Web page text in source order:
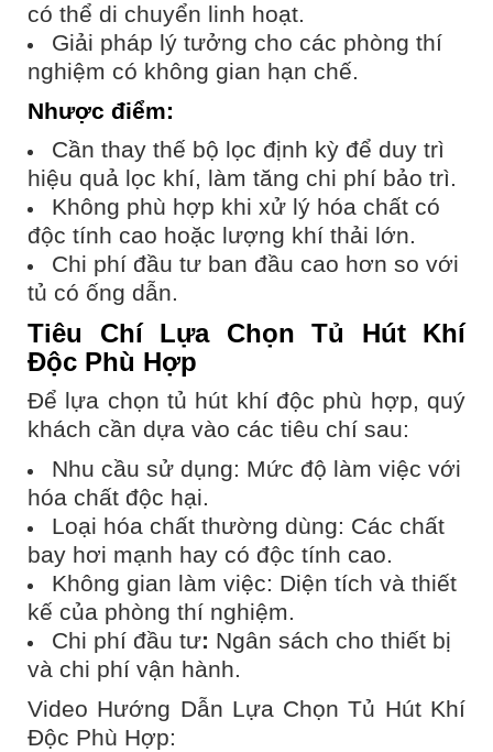
có thể di chuyển linh hoạt.
Giải pháp lý tưởng cho các phòng thí
nghiệm có không gian hạn chế.
Nhược điểm:
Cần thay thế bộ lọc định kỳ để duy trì
hiệu quả lọc khí, làm tăng chi phí bảo trì.
Không phù hợp khi xử lý hóa chất có
độc tính cao hoặc lượng khí thải lớn.
Chi phí đầu tư ban đầu cao hơn so với
tủ có ống dẫn.
Tiêu Chí Lựa Chọn Tủ Hút Khí
Độc Phù Hợp
Để lựa chọn tủ hút khí độc phù hợp, quý
khách cần dựa vào các tiêu chí sau:
Nhu cầu sử dụng: Mức độ làm việc với
hóa chất độc hại.
Loại hóa chất thường dùng: Các chất
bay hơi mạnh hay có độc tính cao.
Không gian làm việc: Diện tích và thiết
kế của phòng thí nghiệm.
Chi phí đầu tư: Ngân sách cho thiết bị
và chi phí vận hành.
Video Hướng Dẫn Lựa Chọn Tủ Hút Khí
Độc Phù Hợp: